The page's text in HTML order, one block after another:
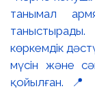
танымал
көркемдік
мүсін және
қойылған.